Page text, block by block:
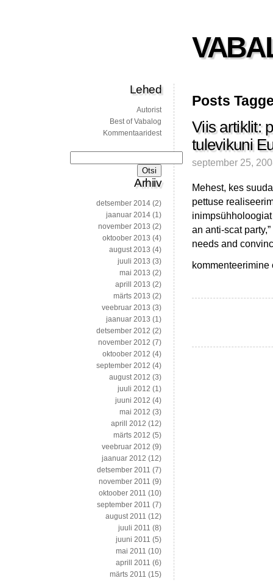
Posts
Viis artiklit:
tulevikuni
september 25,
Mehest, kes
pettuse
an anti-scat
needs and
Viis
ja
Lehed
Autorist
Best of Vabalog
Kommentaaridest
Arhiiv
detsember 2014 (2)
jaanuar 2014 (1)
november 2013 (2)
oktoober 2013 (4)
august 2013 (4)
juuli 2013 (3)
mai 2013 (2)
aprill 2013 (2)
märts 2013 (2)
veebruar 2013 (3)
jaanuar 2013 (1)
detsember 2012 (2)
november 2012 (7)
oktoober 2012 (4)
september 2012 (4)
august 2012 (3)
juuli 2012 (1)
juuni 2012 (4)
mai 2012 (3)
aprill 2012 (12)
märts 2012 (5)
veebruar 2012 (9)
jaanuar 2012 (12)
detsember 2011 (7)
november 2011 (9)
oktoober 2011 (10)
september 2011 (7)
august 2011 (12)
juuli 2011 (8)
juuni 2011 (5)
mai 2011 (10)
aprill 2011 (6)
märts 2011 (15)